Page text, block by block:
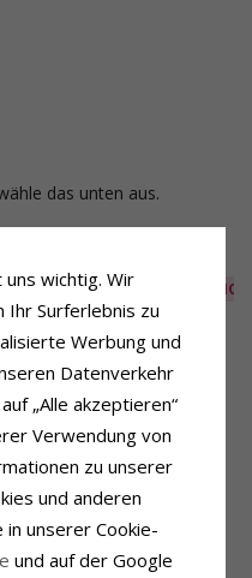
das unten aus.
AUS DER KOLLEKTION
1
Brillantschliff
Diamant
Wesselton
0,05
wichtig. Wir
Ihr Surferlebnis zu
Werbung und
Datenverkehr
„Alle akzeptieren“
Verwendung von
zu unserer
und anderen
in unserer Cookie-
und auf der Google